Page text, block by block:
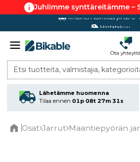
Juhlimme synttäreitämme –
Ota yhteyttä
Etsi tuotteita, valmistajia,
Lähetämme huomenna
Tilaa ennen 01p 08t 27m 31s
Osat Jarrut Maantiepyörän